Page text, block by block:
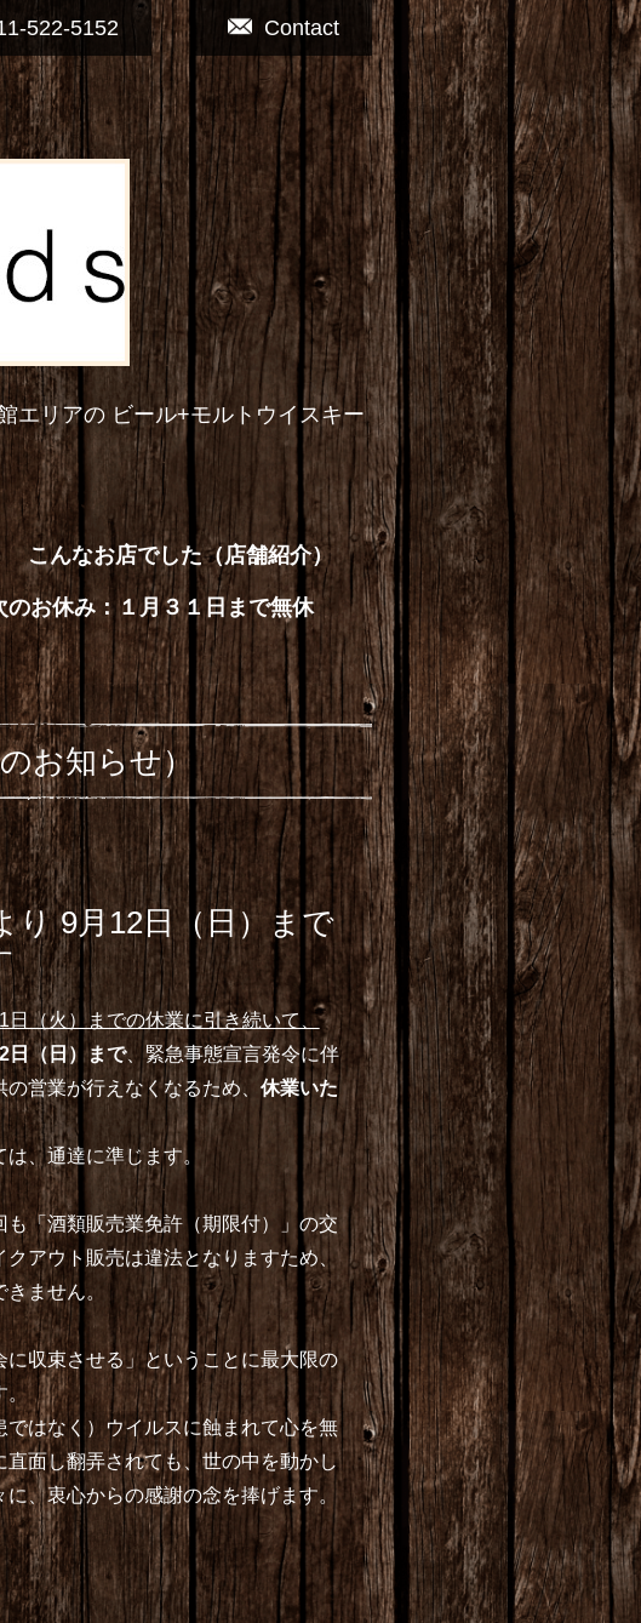
Contact
522-5152
リアの ビール+モルトウイスキー
こんなお店でした（店舗紹介）
のお休み：１月３１日まで無休
お知らせ）
り 9月12日（日）まで
日（火）までの休業に引き続いて、
日（日）まで、緊急事態宣言発令に伴
営業が行えなくなるため、 休業いた
、通達に準じます。
「酒類販売業免許（期限付）」の交
アウト販売は違法となりますため、
ません。
収束させる」ということに最大限の
。
はなく）ウイルスに蝕まれて心を無
直面し翻弄されても、世の中を動かし
、衷心からの感謝の念を捧げます。